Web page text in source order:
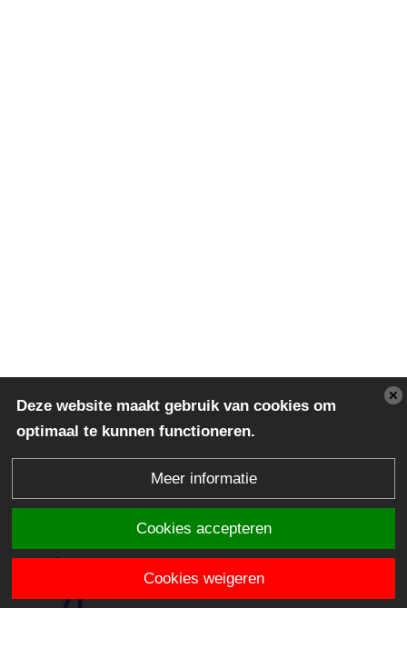
Deze website maakt gebruik van cookies om
optimaal te kunnen functioneren.
Meer informatie
Cookies accepteren
Cookies weigeren